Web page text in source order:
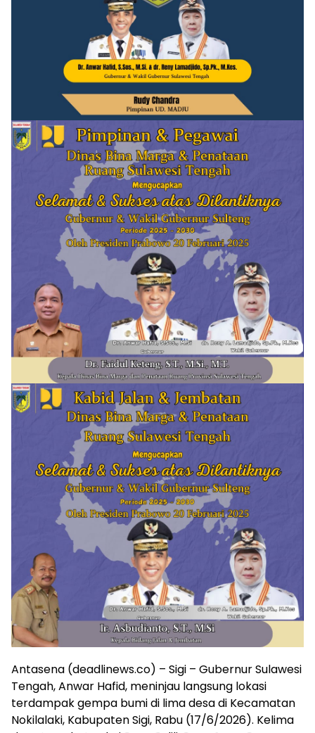
Antasena (deadlinews.co) – Sigi – Gubernur Sulawesi
Tengah, Anwar Hafid, meninjau langsung lokasi
terdampak gempa bumi di lima desa di Kecamatan
Nokilalaki, Kabupaten Sigi, Rabu (17/6/2026). Kelima